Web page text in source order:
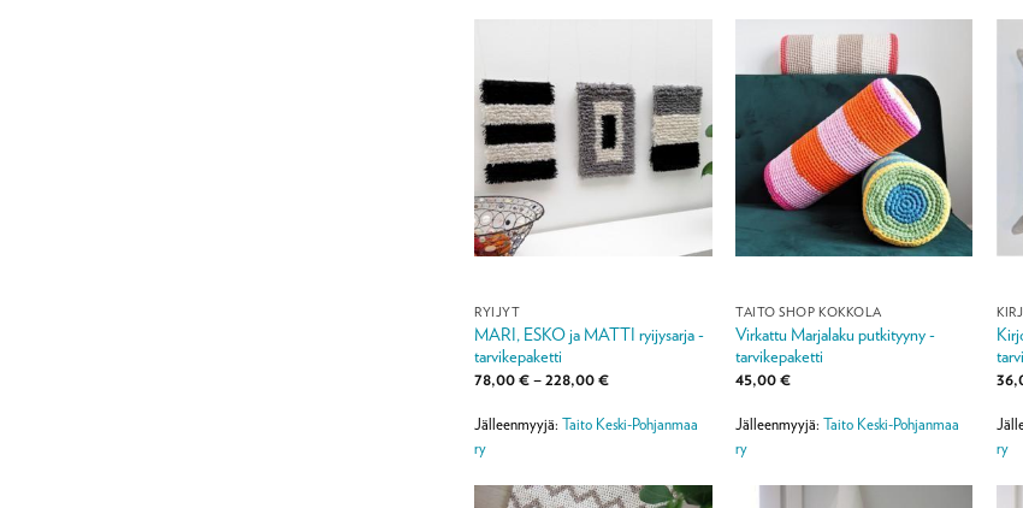
RYIJYT
MARI, ESKO ja MATTI ryijysarja -
tarvikepaketti
78,00€–228,00€Hintaluokka:
228,00 €
Jälleenmyyjä:Taito Keski-Pohjanmaa
ry
TAITO SHOP KOKKOLA
Virkattu Marjalaku putkityyny -
tarvikepaketti
45,00€
Jälleenmyyjä:Taito Keski-Pohjanmaa
ry
ry